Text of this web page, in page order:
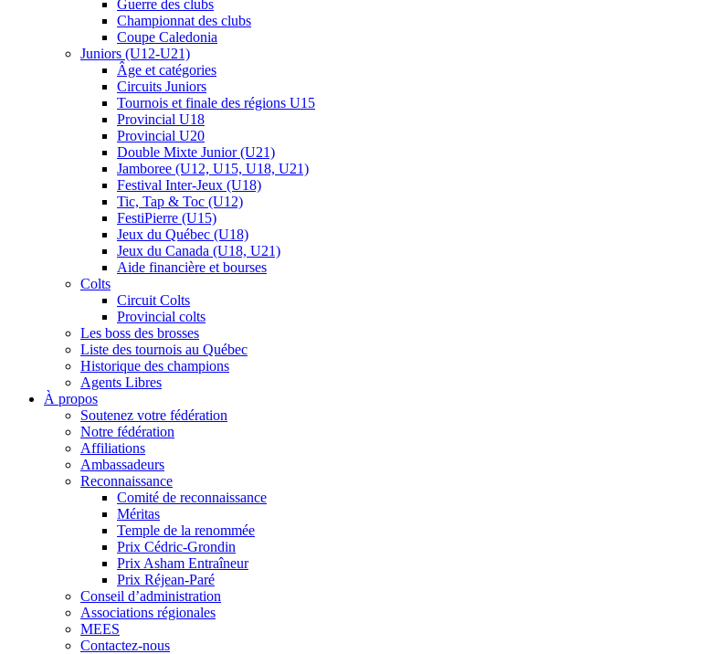
Guerre des clubs
Championnat des clubs
Coupe Caledonia
Juniors (U12-U21)
Âge et catégories
Circuits Juniors
Tournois et finale des régions U15
Provincial U18
Provincial U20
Double Mixte Junior (U21)
Jamboree (U12, U15, U18, U21)
Festival Inter-Jeux (U18)
Tic, Tap & Toc (U12)
FestiPierre (U15)
Jeux du Québec (U18)
Jeux du Canada (U18, U21)
Aide financière et bourses
Colts
Circuit Colts
Provincial colts
Les boss des brosses
Liste des tournois au Québec
Historique des champions
Agents Libres
À propos
Soutenez votre fédération
Notre fédération
Affiliations
Ambassadeurs
Reconnaissance
Comité de reconnaissance
Méritas
Temple de la renommée
Prix Cédric-Grondin
Prix Asham Entraîneur
Prix Réjean-Paré
Conseil d’administration
Associations régionales
MEES
Contactez-nous